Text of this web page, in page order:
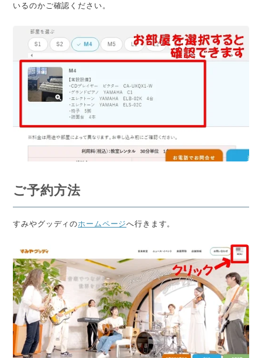
いるのかご確認ください。
ご予約方法
すみやグッディのホームページへ行きます。